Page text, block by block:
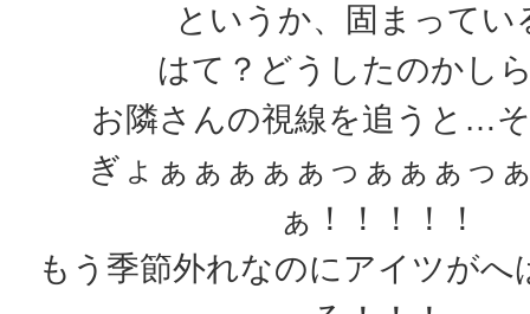
というか、固まってい
はて？どうしたのかし
お隣さんの視線を追うと…
ぎょぁぁぁぁぁっぁぁぁっ
ぁ！！！！！
もう季節外れなのにアイツがへ